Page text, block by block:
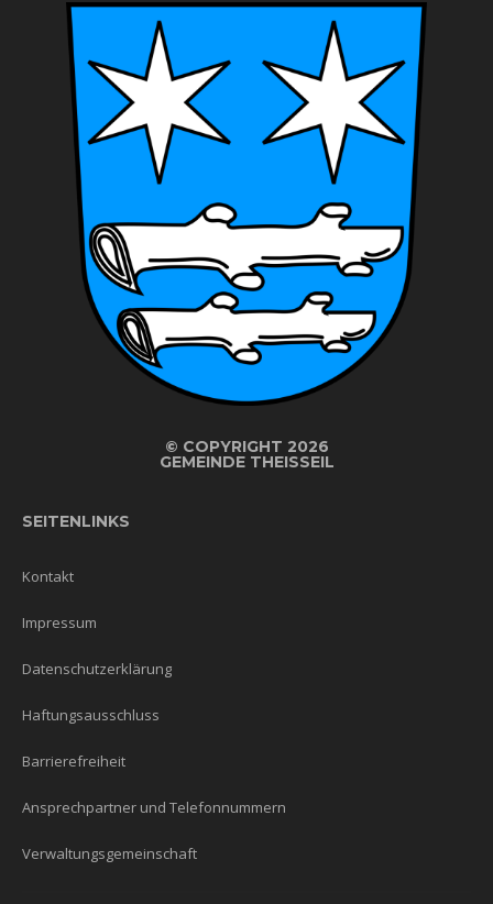
© COPYRIGHT 2026
GEMEINDE THEISSEIL
SEITENLINKS
Kontakt
Impressum
Datenschutzerklärung
Haftungsausschluss
Barrierefreiheit
Ansprechpartner und Telefonnummern
Verwaltungsgemeinschaft